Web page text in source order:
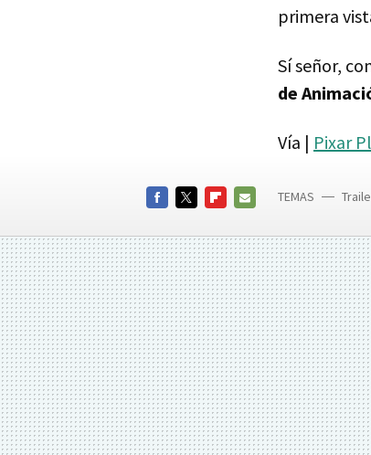
primera
Sí señor,
de
Vía | Pixar
MAIL
TEMAS